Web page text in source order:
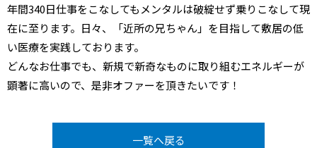
年間340日仕事をこなしてもメンタルは破綻せず乗りこなして現
在に至ります。日々、「近所の兄ちゃん」を目指して敷居の低
い医療を実践しております。
どんなお仕事でも、新規で新奇なものに取り組むエネルギーが
顕著に高いので、是非オファーを頂きたいです！
一覧へ戻る